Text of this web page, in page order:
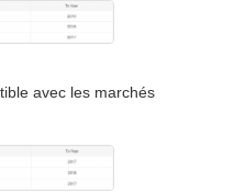
avec les marchés